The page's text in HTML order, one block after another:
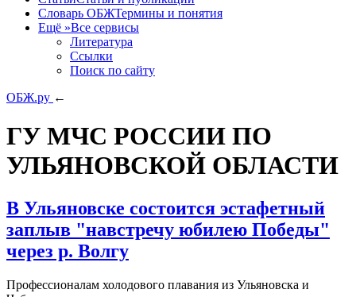
Словарь ОБЖТермины и понятия
Ещё »Все сервисы
Литература
Ссылки
Поиск по сайту
ОБЖ.ру ←
ГУ МЧС РОССИИ ПО
УЛЬЯНОВСКОЙ ОБЛАСТИ
В Ульяновске состоится эстафетный
заплыв "навстречу юбилею Победы"
через р. Волгу
Профессионалам холодового плавания из Ульяновска и